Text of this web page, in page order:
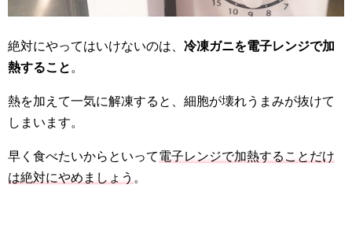
絶対にやってはいけないのは、 冷凍ガニを電子レンジで加
熱すること 。
熱を加えて一気に解凍すると、細胞が壊れうまみが抜けて
しまいます。
早く食べたいからといって電子レンジで加熱することだけ
は絶対にやめましょう 。